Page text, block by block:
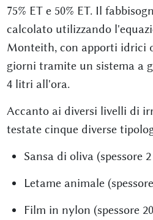
75% ET e 50% ET. Il
calcolato utilizzando
Monteith, con apporti idrici
giorni tramite un sistema a
4 litri all'ora.
Accanto ai diversi livelli di
testate cinque diverse
Sansa di oliva (spessore
Letame animale
Film in nylon (spessore